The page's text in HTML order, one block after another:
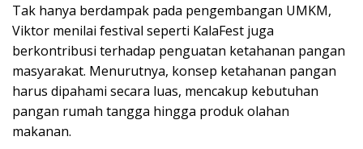
Tak hanya berdampak pada pengembangan UMKM,
Viktor menilai festival seperti KalaFest juga
berkontribusi terhadap penguatan ketahanan pangan
masyarakat. Menurutnya, konsep ketahanan pangan
harus dipahami secara luas, mencakup kebutuhan
pangan rumah tangga hingga produk olahan
makanan.